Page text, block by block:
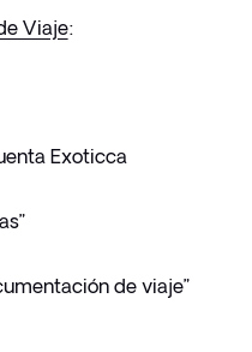
Viaje:
Exoticca
de viaje”